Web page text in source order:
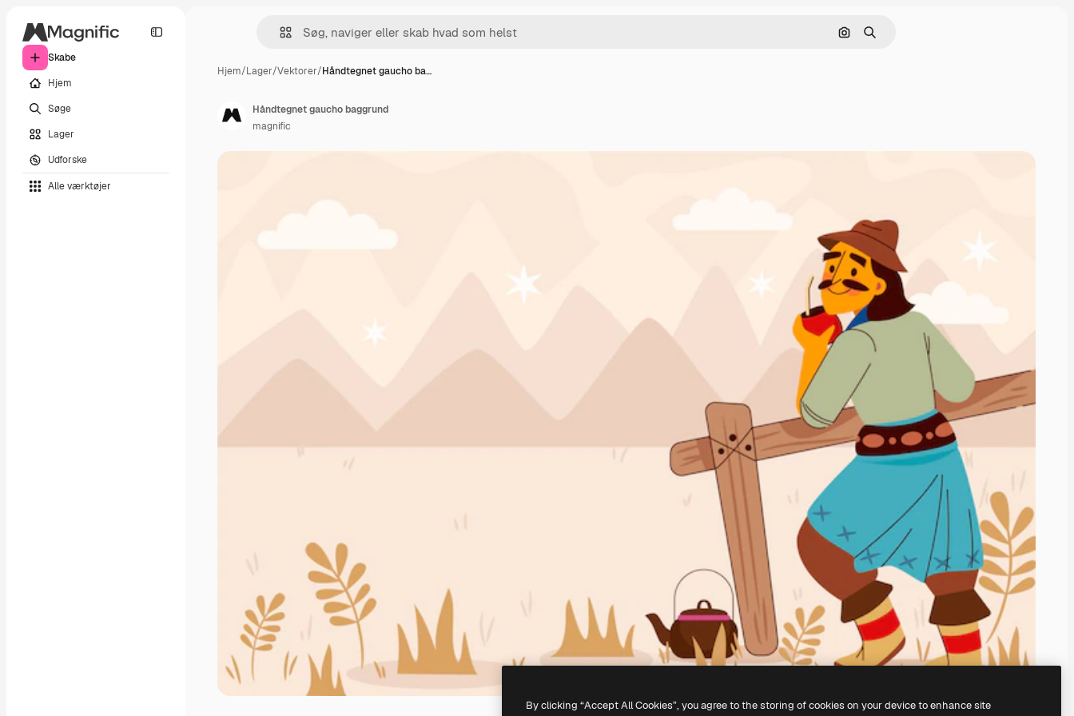
Skabe
Hjem
Søge
Lager
Udforske
Alle værktøjer
Søg efter billede
Søge
Hjem/Lager/Vektorer/Håndtegnet gaucho ba…
Håndtegnet gaucho baggrund
magnific
By clicking “Accept All Cookies”, you agree to the storing of cookies on your device to enhance site